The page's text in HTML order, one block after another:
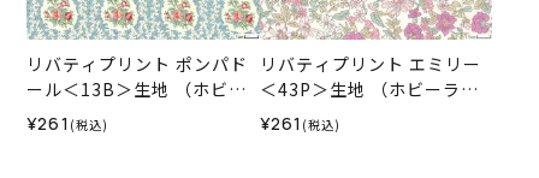
リバティプリント ポンパド
ール＜13B＞生地 （ホビー
ラホビーレオリジナル）202
¥261 (税込)
リバティプリント エミリー
＜43P＞生地 （ホビーラホ
ビーレオリジナル）2025SS
¥261 (税込)